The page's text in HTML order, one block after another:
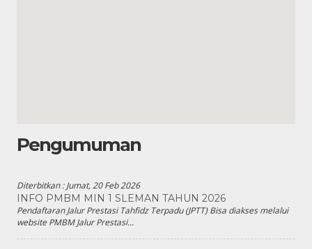
Pengumuman
Diterbitkan :Jumat, 20 Feb 2026
INFO PMBM MIN 1 SLEMAN TAHUN 2026
Pendaftaran Jalur Prestasi Tahfidz Terpadu (JPTT) Bisa diakses melalui
website PMBM Jalur Prestasi...